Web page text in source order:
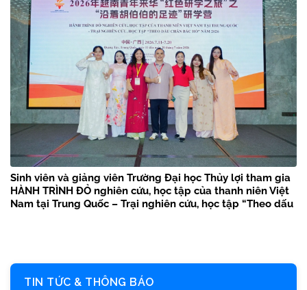
Sinh viên và giảng viên Trường Đại học Thủy lợi tham gia
HÀNH TRÌNH ĐỎ nghiên cứu, học tập của thanh niên Việt
Nam tại Trung Quốc – Trại nghiên cứu, học tập “Theo dấu
TIN TỨC & THÔNG BÁO